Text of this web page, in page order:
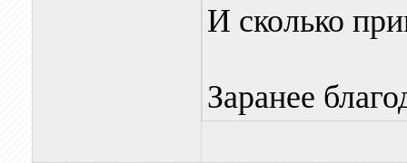
И сколько
Заранее